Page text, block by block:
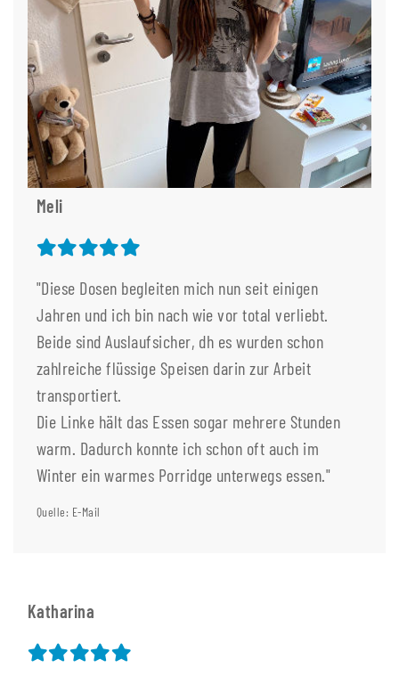
Meli
"Diese Dosen begleiten mich nun seit einigen
Jahren und ich bin nach wie vor total verliebt.
Beide sind Auslaufsicher, dh es wurden schon
zahlreiche flüssige Speisen darin zur Arbeit
transportiert.
Die Linke hält das Essen sogar mehrere Stunden
warm. Dadurch konnte ich schon oft auch im
Winter ein warmes Porridge unterwegs essen."
Quelle: E-Mail
Katharina